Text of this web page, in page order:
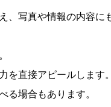
、写真や情報の内容に
を直接アピールします。
る場合もあります。